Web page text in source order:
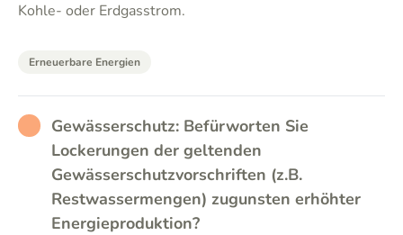
Kohle- oder Erdgasstrom.
Erneuerbare Energien
RATHER_BAD
Gewässerschutz: Befürworten Sie
Lockerungen der geltenden
Gewässerschutzvorschriften (z.B.
Restwassermengen) zugunsten erhöhter
Energieproduktion?